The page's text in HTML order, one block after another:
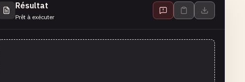
Résultat
Prêt à exécuter